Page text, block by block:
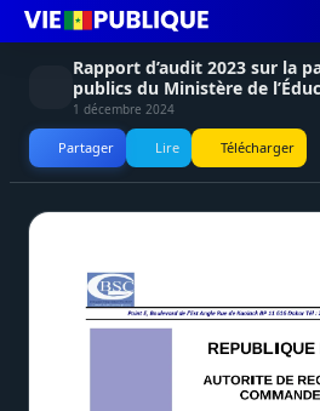
Rapport d’audit 2023 sur la
publics du Ministère de
Sénégal – ARCOP
1 décembre 2024
Partager Lire Télécharger